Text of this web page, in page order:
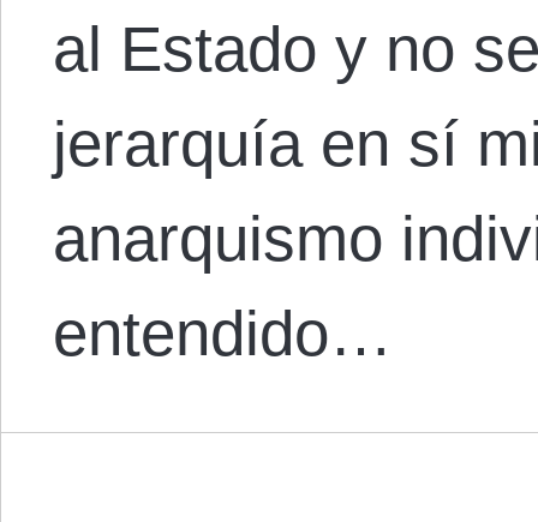
al Estado y no
jerarquía en sí
anarquismo
entendido…